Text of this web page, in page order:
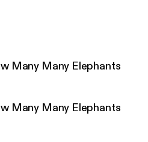
proud member of the
podcasters for the
on iTunes -
Many Many Elephants
Many Many Elephants